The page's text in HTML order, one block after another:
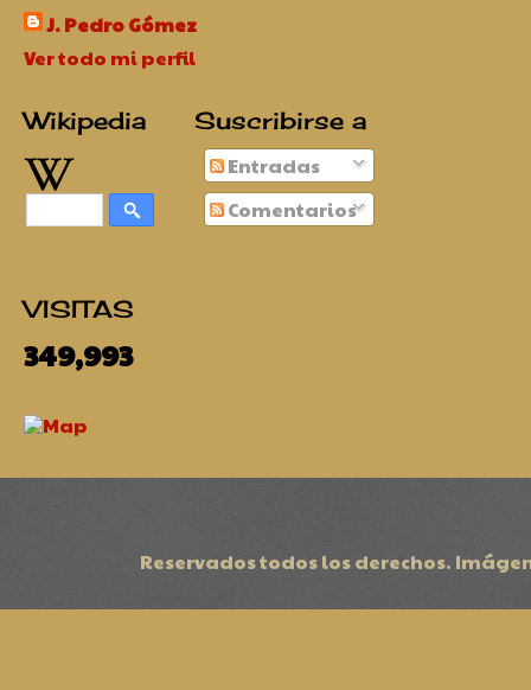
J. Pedro Gómez
Ver todo mi perfil
Wikipedia Suscribirse a
Entradas
Comentarios
VISITAS
349,993
Reservados todos los derechos.